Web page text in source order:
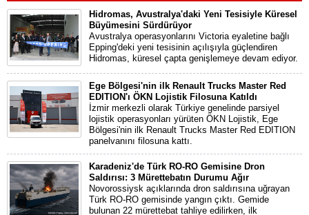
Hidromas, Avustralya'daki Yeni Tesisiyle Küresel
Büyümesini Sürdürüyor
Avustralya operasyonlarını Victoria eyaletine bağlı
Epping'deki yeni tesisinin açılışıyla güçlendiren
Hidromas, küresel çapta genişlemeye devam ediyor.
Ege Bölgesi'nin ilk Renault Trucks Master Red
EDITION'ı ÖKN Lojistik Filosuna Katıldı
İzmir merkezli olarak Türkiye genelinde parsiyel
lojistik operasyonları yürüten ÖKN Lojistik, Ege
Bölgesi'nin ilk Renault Trucks Master Red EDITION
panelvanını filosuna kattı.
Karadeniz'de Türk RO-RO Gemisine Dron
Saldırısı: 3 Mürettebatın Durumu Ağır
Novorossiysk açıklarında dron saldırısına uğrayan
Türk RO-RO gemisinde yangın çıktı. Gemide
bulunan 22 mürettebat tahliye edilirken, ilk